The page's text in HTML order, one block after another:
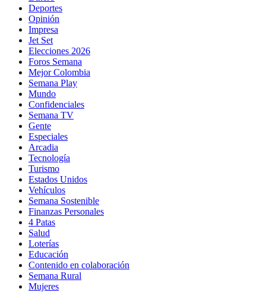
Deportes
Opinión
Impresa
Jet Set
Elecciones 2026
Foros Semana
Mejor Colombia
Semana Play
Mundo
Confidenciales
Semana TV
Gente
Especiales
Arcadia
Tecnología
Turismo
Estados Unidos
Vehículos
Semana Sostenible
Finanzas Personales
4 Patas
Salud
Loterías
Educación
Contenido en colaboración
Semana Rural
Mujeres